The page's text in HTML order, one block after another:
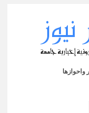
واحوازها